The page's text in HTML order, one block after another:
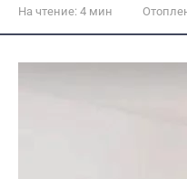
На чтение: 4 мин